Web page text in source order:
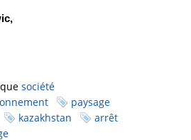
société
paysage
kazakhstan
arrêt